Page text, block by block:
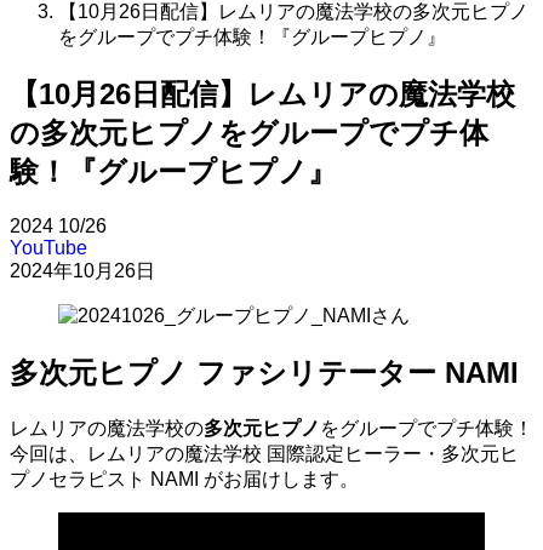
【10月26日配信】レムリアの魔法学校の多次元ヒプノ
をグループでプチ体験！『グループヒプノ』
【10月26日配信】レムリアの魔法学校
の多次元ヒプノをグループでプチ体
験！『グループヒプノ』
2024 10/26
YouTube
2024年10月26日
多次元ヒプノ ファシリテーター NAMI
レムリアの魔法学校の多次元ヒプノ をグループでプチ体験！
今回は、レムリアの魔法学校 国際認定ヒーラー・多次元ヒ
プノセラピスト NAMI がお届けします。